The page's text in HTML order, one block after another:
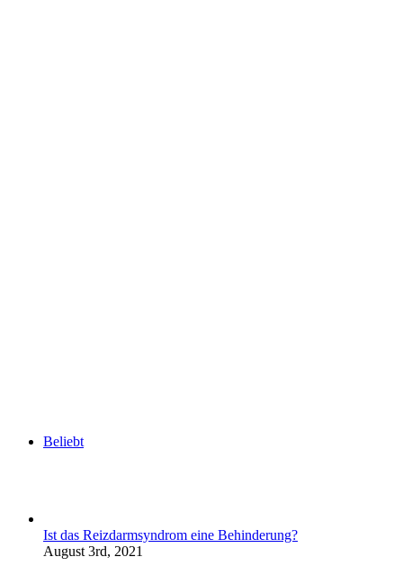
Beliebt
Ist das Reizdarmsyndrom eine Behinderung?
August 3rd, 2021